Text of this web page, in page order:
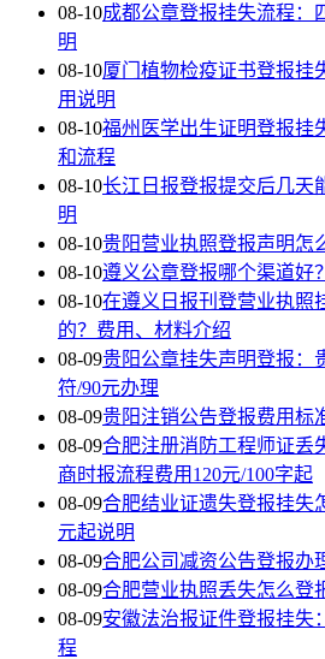
08-10成都公章登报挂失流程：
明
08-10厦门植物检疫证书登报挂
用说明
08-10福州医学出生证明登报挂
和流程
08-10长江日报登报提交后几天
明
08-10贵阳营业执照登报声明怎
08-10遵义公章登报哪个渠道好
08-10在遵义日报刊登营业执照
的？费用、材料介绍
08-09贵阳公章挂失声明登报：
符/90元办理
08-09贵阳注销公告登报费用标
08-09合肥注册消防工程师证丢
商时报流程费用120元/100字起
08-09合肥结业证遗失登报挂失
元起说明
08-09合肥公司减资公告登报办
08-09合肥营业执照丢失怎么登
08-09安徽法治报证件登报挂失
程